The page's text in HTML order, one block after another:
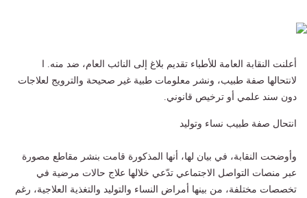
أعلنت النقابة العامة للأطباء تقديم بلاغ إلى النائب العام، ضد منه. ا
لانتحالها صفة طبيب، ونشر معلومات طبية غير صحيحة والترويج لعلاجات
دون سند علمي أو ترخيص قانوني.
انتحال صفة طبيب نساء وتوليد
وأوضحت النقابة، في بيان لها، أنها المذكورة قامت بنشر مقاطع مصورة
عبر منصات التواصل الاجتماعي تدّعي خلالها علاج حالات مرضية في
تخصصات مختلفة، من بينها أمراض النساء والتوليد والتغذية العلاجية، رغم